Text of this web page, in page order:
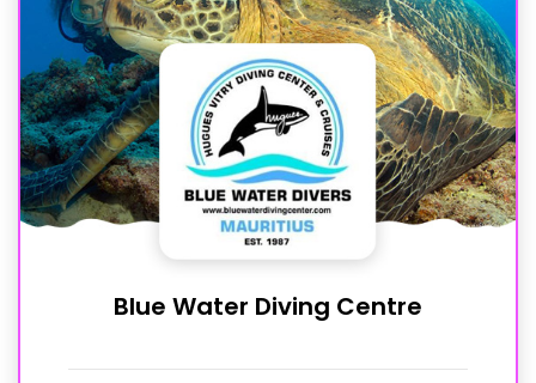
Blue Water Diving Centre